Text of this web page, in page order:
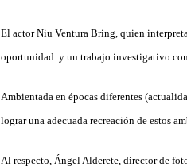
El actor Niu Ventura Bring, quien
oportunidad y un trabajo investigativo
Ambientada en épocas diferentes
lograr una adecuada recreación de estos
Al respecto, Ángel Alderete, director de